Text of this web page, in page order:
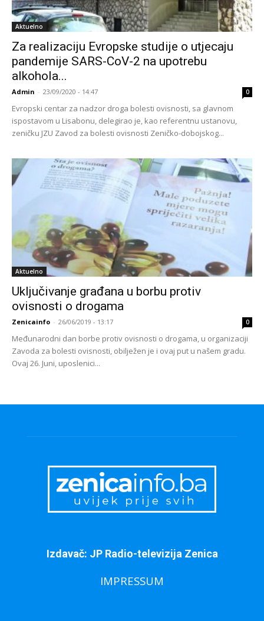
Aktuelno
Za realizaciju Evropske studije o utjecaju
pandemije SARS-CoV-2 na upotrebu
alkohola...
Admin - 23/09/2020 - 14:47 0
Evropski centar za nadzor droga bolesti ovisnosti, sa glavnom
ispostavom u Lisabonu, delegirao je, kao referentnu ustanovu,
zeničku JZU Zavod za bolesti ovisnosti Zeničko-dobojskog...
Aktuelno
Uključivanje građana u borbu protiv
ovisnosti o drogama
Zenicainfo - 26/06/2019 - 13:17 0
Međunarodni dan borbe protiv ovisnosti o drogama, u organizaciji
Zavoda za bolesti ovisnosti, obilježen je i ovaj put u našem gradu.
Ovaj 26. Juni, uposlenici...
Izdavač: JP Radio-televizija Zenica
IMPRESSUM